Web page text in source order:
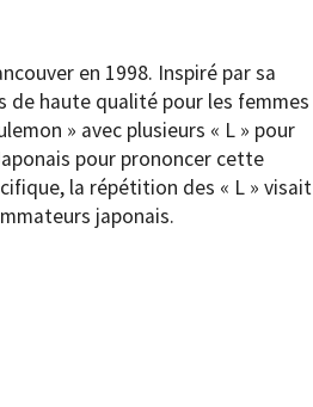
en 1998. Inspiré par sa
de haute qualité pour les femmes
» avec plusieurs « L » pour
pour prononcer cette
la répétition des « L » visait
japonais.